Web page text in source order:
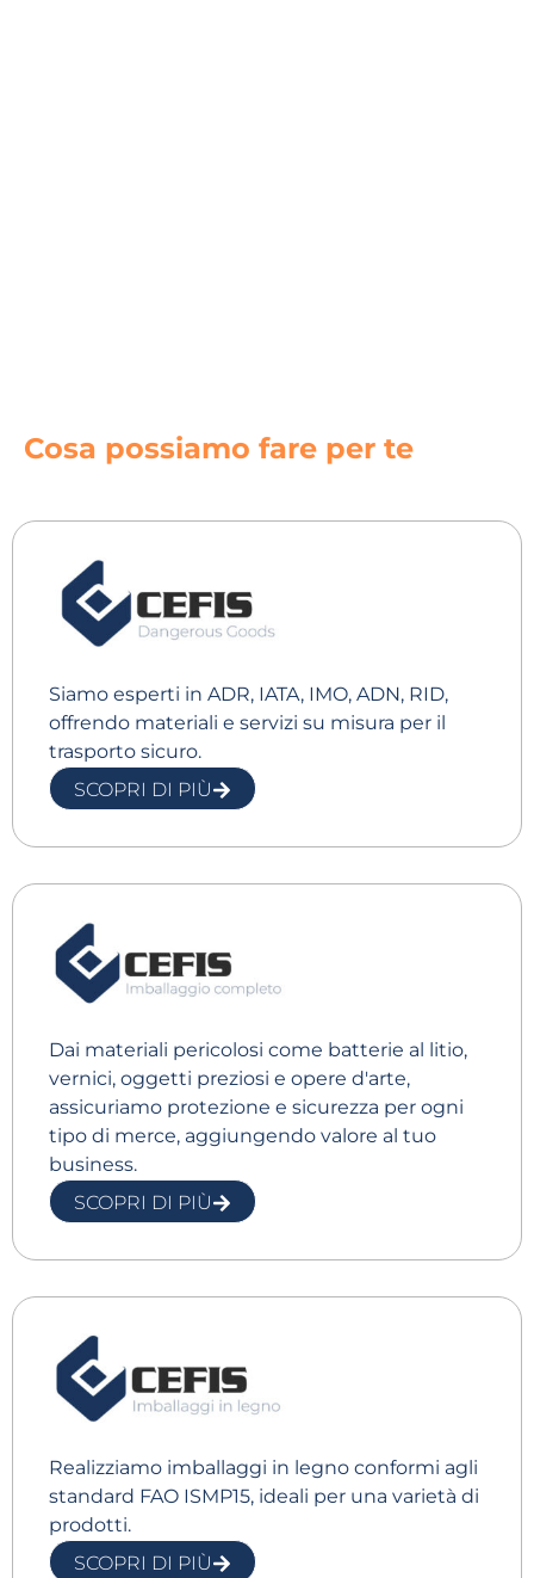
Cosa possiamo fare per te
Siamo esperti in ADR, IATA, IMO, ADN, RID,
offrendo materiali e servizi su misura per il
trasporto sicuro.
SCOPRI DI PIÙ
Dai materiali pericolosi come batterie al litio,
vernici, oggetti preziosi e opere d'arte,
assicuriamo protezione e sicurezza per ogni
tipo di merce, aggiungendo valore al tuo
business.
SCOPRI DI PIÙ
Realizziamo imballaggi in legno conformi agli
standard FAO ISMP15, ideali per una varietà di
prodotti.
SCOPRI DI PIÙ